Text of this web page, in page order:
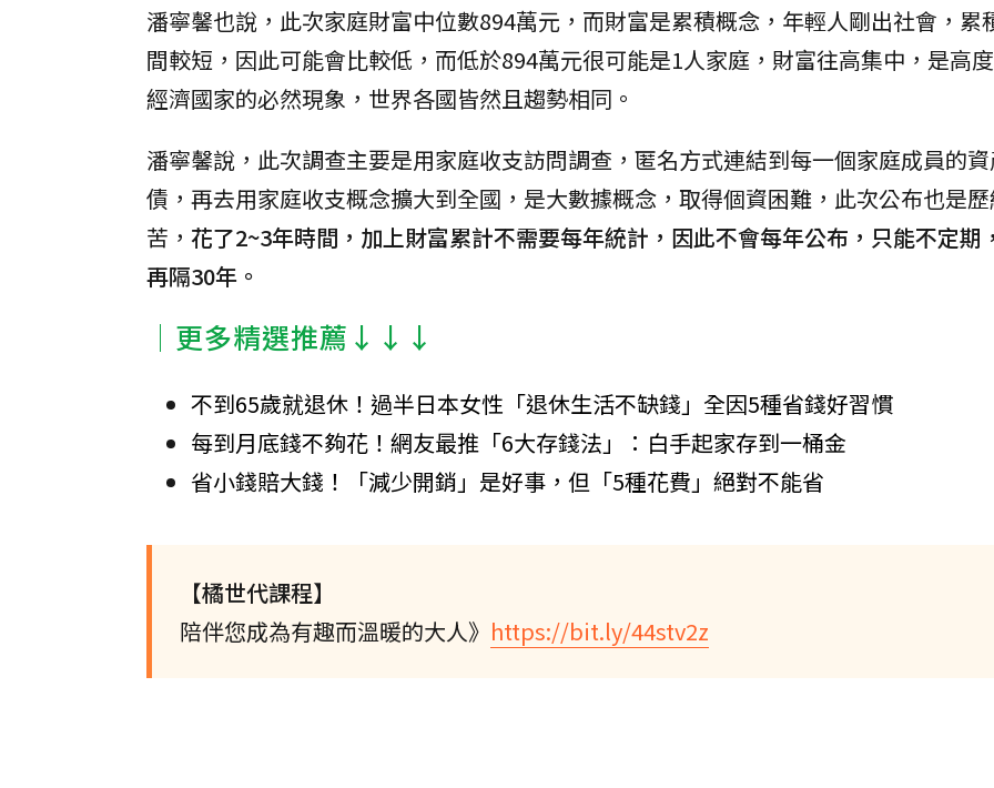
潘寧馨也說，此次家庭財富中位數894萬元，而財富是累積概念，年輕人剛出社會，累
間較短，因此可能會比較低，而低於894萬元很可能是1人家庭，財富往高集中，是高
經濟國家的必然現象，世界各國皆然且趨勢相同。
潘寧馨說，此次調查主要是用家庭收支訪問調查，匿名方式連結到每一個家庭成員的
債，再去用家庭收支概念擴大到全國，是大數據概念，取得個資困難，此次公布也是
苦， 花了2~3年時間，加上財富累計不需要每年統計，因此不會每年公布，只能不定期
再隔30年。
│更多精選推薦↓↓↓
不到65歲就退休！過半日本女性「退休生活不缺錢」全因5種省錢好習慣
每到月底錢不夠花！網友最推「6大存錢法」：白手起家存到一桶金
省小錢賠大錢！「減少開銷」是好事，但「5種花費」絕對不能省
【橘世代課程】
陪伴您成為有趣而溫暖的大人》 https://bit.ly/44stv2z